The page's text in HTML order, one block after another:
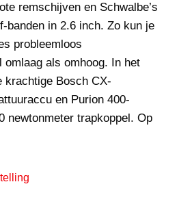
remschijven en Schwalbe’s
banden in 2.6 inch. Zo kun je
probleemloos
als omhoog. In het
krachtige Bosch CX-
en Purion 400-
newtonmeter trapkoppel. Op